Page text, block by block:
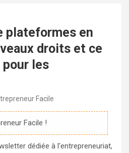
plateformes en
droits et ce
pour les
Facile
Facile !
dédiée à l'entrepreneuriat,